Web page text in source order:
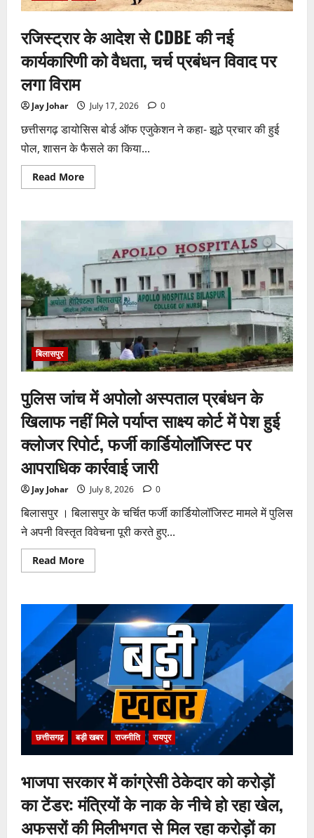
रजिस्ट्रार के आदेश से CDBE की नई
कार्यकारिणी को वैधता, चर्च प्रबंधन विवाद पर
लगा विराम
Jay Johar July 17, 2026 0
छत्तीसगढ़ डायोसिस बोर्ड ऑफ एजुकेशन ने कहा- झूठे प्रचार की हुई
पोल, शासन के फैसले का किया...
Read MoreRead
more
आदेश
नई
कार्यकारिणी
को
वैधता,
चर्च
प्रबंधन
विवाद
पर
लगा
विराम
बिलासपुर
पुलिस जांच में अपोलो अस्पताल प्रबंधन के
खिलाफ नहीं मिले पर्याप्त साक्ष्य कोर्ट में पेश हुई
क्लोजर रिपोर्ट, फर्जी कार्डियोलॉजिस्ट पर
आपराधिक कार्रवाई जारी
Jay Johar July 8, 2026 0
बिलासपुर । बिलासपुर के चर्चित फर्जी कार्डियोलॉजिस्ट मामले में पुलिस
ने अपनी विस्तृत विवेचना पूरी करते हुए...
Read MoreRead
more
में
अपोलो
अस्पताल
के
खिलाफ
नहीं
मिले
पर्याप्त
साक्ष्य
कोर्ट
में
हुई
क्लोजर
रिपोर्ट,
कार्डियोलॉजिस्ट
पर
आपराधिक
कार्रवाई
जारी
छत्तीसगढ़ बड़ी खबर राजनीति रायपुर
भाजपा सरकार में कांग्रेसी ठेकेदार को करोड़ों
का टेंडर: मंत्रियों के नाक के नीचे हो रहा खेल,
अफसरों की मिलीभगत से मिल रहा करोड़ों का